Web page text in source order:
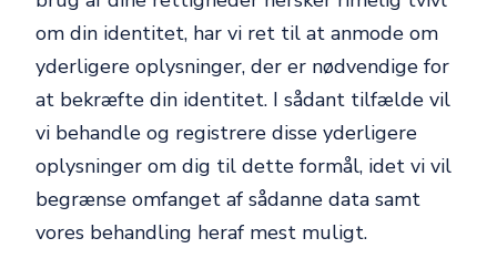
om din identitet, har vi ret til at anmode om
yderligere oplysninger, der er nødvendige for
at bekræfte din identitet. I sådant tilfælde vil
vi behandle og registrere disse yderligere
oplysninger om dig til dette formål, idet vi vil
begrænse omfanget af sådanne data samt
vores behandling heraf mest muligt.